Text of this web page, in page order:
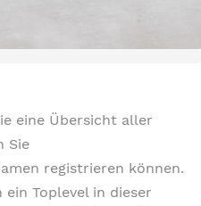
eine Übersicht aller
Sie
registrieren können.
Toplevel in dieser